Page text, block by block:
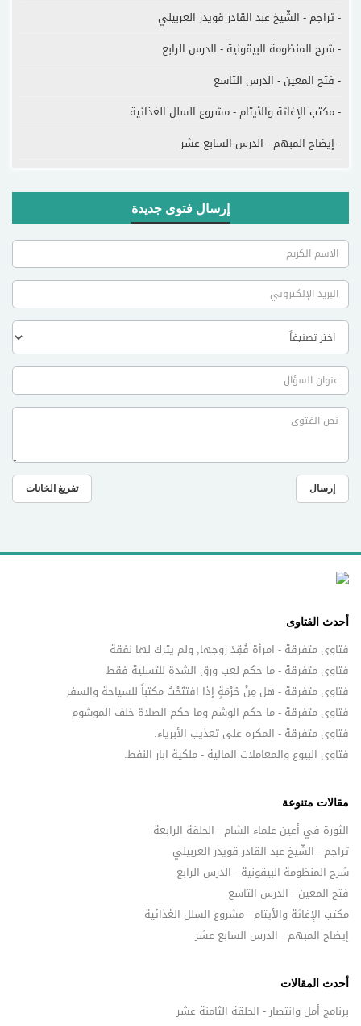
- تراجم - الشّيخ عبد القادر قويدر العربيلي
- شرح المنظومة البيقونية - الدرس الرابع
- فتح المعين - الدرس التاسع
- مكتب الإغاثة والأيتام - مشروع السلل الغذائية
- إيضاح المبهم - الدرس السابع عشر
إرسال فتوى جديدة
إرسال تفريغ الخانات
أحدث الفتاوى
فتاوى متفرقة - امرأة فُقِدَ زوجها, ولم يترك لها نفقة
فتاوى متفرقة - ما حكم لعب ورق الشدة للتسلية فقط
فتاوى متفرقة - هل مِنْ حُرْمَةٍ إذا افتتَحْتُ مكتباً للسياحة والسفر
فتاوى متفرقة - ما حكم الوشم وما حكم الصلاة خلف الموشوم
فتاوى متفرقة - المكره على تعذيب الأبرياء.
فتاوى البيوع والمعاملات المالية - ملكية ابار النفط.
مقالات متنوعة
الثورة في أعين علماء الشام - الحلقة الرابعة
تراجم - الشّيخ عبد القادر قويدر العربيلي
شرح المنظومة البيقونية - الدرس الرابع
فتح المعين - الدرس التاسع
مكتب الإغاثة والأيتام - مشروع السلل الغذائية
إيضاح المبهم - الدرس السابع عشر
أحدث المقالات
برنامج أمل وانتصار - الحلقة الثامنة عشر